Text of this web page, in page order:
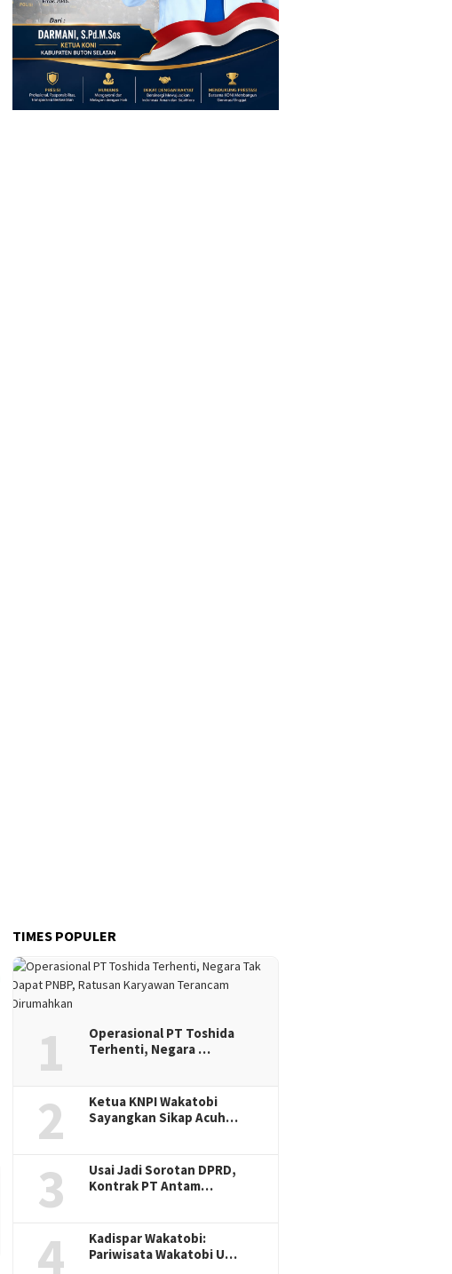
TIMES POPULER
1
Operasional PT Toshida
Terhenti, Negara …
2
Ketua KNPI Wakatobi
Sayangkan Sikap Acuh…
3
Usai Jadi Sorotan DPRD,
Kontrak PT Antam…
4
Kadispar Wakatobi:
Pariwisata Wakatobi U…